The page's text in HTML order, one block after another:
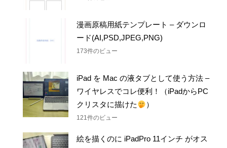
漫画原稿用紙テンプレート – ダウンロ
ード(AI,PSD,JPEG,PNG)
173件のビュー
iPad を Mac の液タブとして使う方法 –
ワイヤレスでコレ便利！（iPadからPC
クリスタに描けた
）
121件のビュー
絵を描くのに iPadPro 11インチ がオス